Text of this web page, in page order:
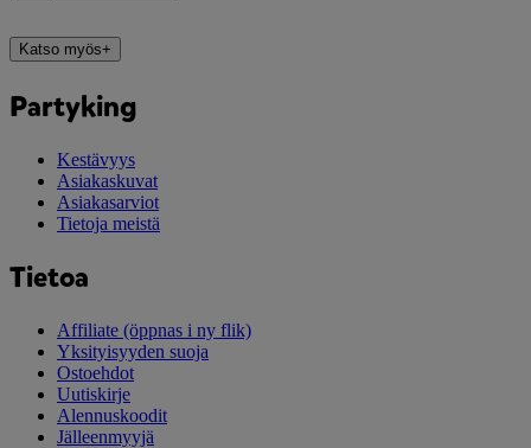
Katso myös+
Partyking
Kestävyys
Asiakaskuvat
Asiakasarviot
Tietoja meistä
Tietoa
Affiliate (öppnas i ny flik)
Yksityisyyden suoja
Ostoehdot
Uutiskirje
Alennuskoodit
Jälleenmyyjä